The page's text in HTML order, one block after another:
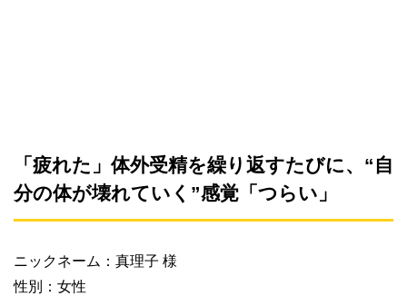
「疲れた」体外受精を繰り返すたびに、“自
分の体が壊れていく”感覚「つらい」
ニックネーム：真理子 様
性別：女性